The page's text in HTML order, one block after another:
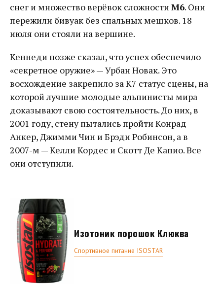
снег и множество верёвок сложности M6. Они
пережили бивуак без спальных мешков. 18
июля они стояли на вершине.
Кеннеди позже сказал, что успех обеспечило
«секретное оружие» — Урбан Новак. Это
восхождение закрепило за К7 статус сцены, на
которой лучшие молодые альпинисты мира
доказывают свою состоятельность. До них, в
2001 году, стену пытались пройти Конрад
Анкер, Джимми Чин и Брэди Робинсон, а в
2007-м — Келли Кордес и Скотт Де Капио. Все
они отступили.
Изотоник порошок Клюква
Спортивное питание ISOSTAR